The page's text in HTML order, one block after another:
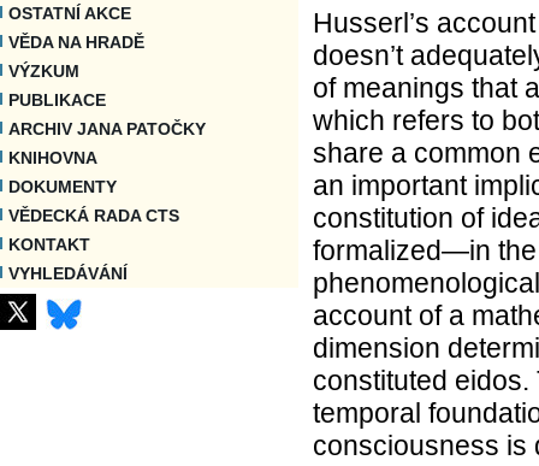
OSTATNÍ AKCE
VĚDA NA HRADĚ
VÝZKUM
PUBLIKACE
ARCHIV JANA PATOČKY
KNIHOVNA
DOKUMENTY
VĚDECKÁ RADA CTS
KONTAKT
VYHLEDÁVÁNÍ
Husserl’s
doesn’t
of meanings that
which refers to
share a common
an important
constitution of
formalized—in
account of a
dimension
constituted eidos.
temporal
consciousness is